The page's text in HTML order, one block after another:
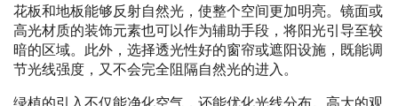
花板和地板能够反射自然光，使整个空间更加明亮。镜面或
高光材质的装饰元素也可以作为辅助手段，将阳光引导至较
暗的区域。此外，选择透光性好的窗帘或遮阳设施，既能调
节光线强度，又不会完全阻隔自然光的进入。